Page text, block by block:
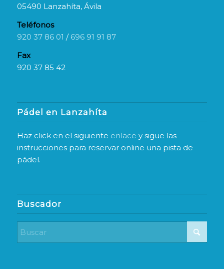
05490 Lanzahíta, Ávila
Teléfonos
920 37 86 01 / 696 91 91 87
Fax
920 37 85 42
Pádel en Lanzahíta
Haz click en el siguiente enlace y sigue las
instrucciones para reservar online una pista de
pádel.
Buscador